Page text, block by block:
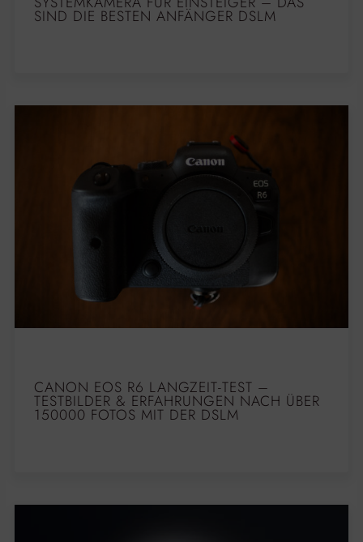
SIND DIE BESTEN ANFÄNGER DSLM
CANON EOS R6 LANGZEIT-TEST –
TESTBILDER & ERFAHRUNGEN NACH ÜBER
150000 FOTOS MIT DER DSLM